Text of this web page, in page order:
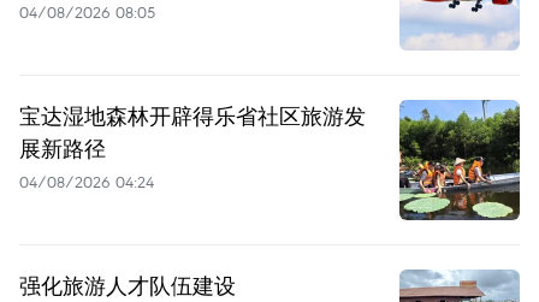
04/08/2026 08:05
宝达湿地森林开辟得乐省社区旅游发
展新路径
04/08/2026 04:24
强化旅游人才队伍建设